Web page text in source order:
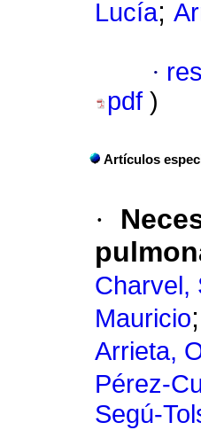
Lucía;
·
pdf )
Artículos
·
Charvel,
Mauricio;
Arrieta,
Pérez-
Segú-